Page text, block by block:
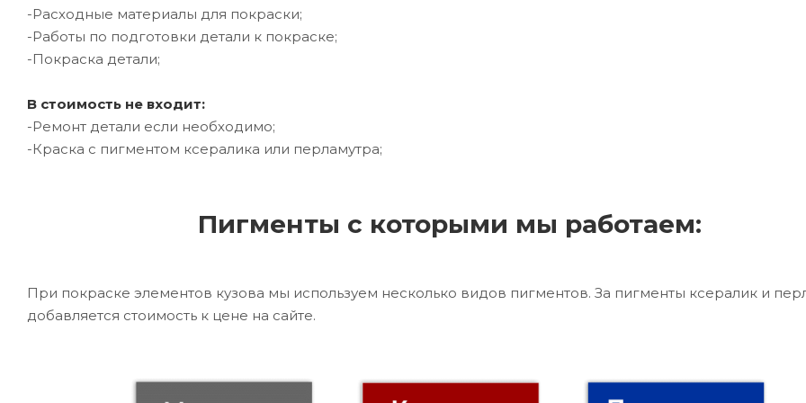
-Расходные материалы для покраски;
-Работы по подготовки детали к покраске;
-Покраска детали;
В стоимость не входит:
-Ремонт детали если необходимо;
-Краска с пигментом ксералика или перламутра;
Пигменты с которыми мы работаем:
При покраске элементов кузова мы используем несколько видов пигментов. За пигменты ксералик и
добавляется стоимость к цене на сайте.